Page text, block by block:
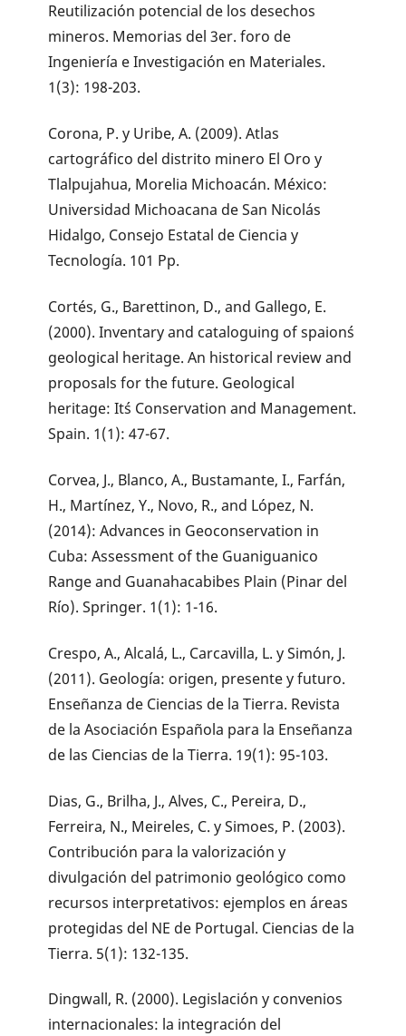
Reutilización potencial de los desechos
mineros. Memorias del 3er. foro de
Ingeniería e Investigación en Materiales.
1(3): 198-203.
Corona, P. y Uribe, A. (2009). Atlas
cartográfico del distrito minero El Oro y
Tlalpujahua, Morelia Michoacán. México:
Universidad Michoacana de San Nicolás
Hidalgo, Consejo Estatal de Ciencia y
Tecnología. 101 Pp.
Cortés, G., Barettinon, D., and Gallego, E.
(2000). Inventary and cataloguing of spaion´s
geological heritage. An historical review and
proposals for the future. Geological
heritage: It´s Conservation and Management.
Spain. 1(1): 47-67.
Corvea, J., Blanco, A., Bustamante, I., Farfán,
H., Martínez, Y., Novo, R., and López, N.
(2014): Advances in Geoconservation in
Cuba: Assessment of the Guaniguanico
Range and Guanahacabibes Plain (Pinar del
Río). Springer. 1(1): 1-16.
Crespo, A., Alcalá, L., Carcavilla, L. y Simón, J.
(2011). Geología: origen, presente y futuro.
Enseñanza de Ciencias de la Tierra. Revista
de la Asociación Española para la Enseñanza
de las Ciencias de la Tierra. 19(1): 95-103.
Dias, G., Brilha, J., Alves, C., Pereira, D.,
Ferreira, N., Meireles, C. y Simoes, P. (2003).
Contribución para la valorización y
divulgación del patrimonio geológico como
recursos interpretativos: ejemplos en áreas
protegidas del NE de Portugal. Ciencias de la
Tierra. 5(1): 132-135.
Dingwall, R. (2000). Legislación y convenios
internacionales: la integración del